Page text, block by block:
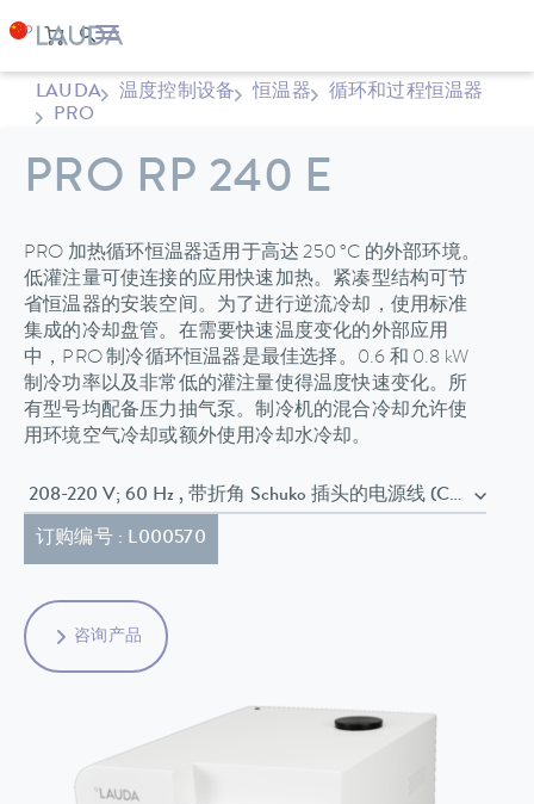
LAUDA 温度控制设备 恒温器
循环和过程恒温器
PRO
PRO RP 240 E
PRO 加热循环恒温器适用于高达 250 °C 的外部环境。
低灌注量可使连接的应用快速加热。紧凑型结构可节
省恒温器的安装空间。为了进行逆流冷却，使用标准
集成的冷却盘管。在需要快速温度变化的外部应用
中，PRO 制冷循环恒温器是最佳选择。0.6 和 0.8 kW
制冷功率以及非常低的灌注量使得温度快速变化。所
有型号均配备压力抽气泵。制冷机的混合冷却允许使
用环境空气冷却或额外使用冷却水冷却。
208-220 V; 60 Hz , 带折角 Schuko 插头的电源线 (CEE7/7)
订购编号 : L000570
咨询产品